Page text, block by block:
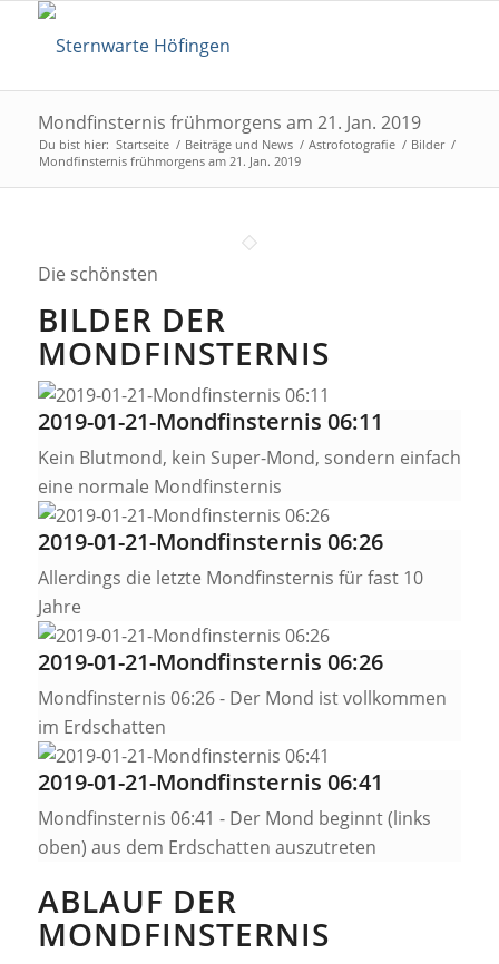
Mondfinsternis frühmorgens am 21. Jan. 2019
Du bist hier: Startseite / Beiträge und News / Astrofotografie / Bilder /
Mondfinsternis frühmorgens am 21. Jan. 2019
Die schönsten
BILDER DER
MONDFINSTERNIS
2019-01-21-Mondfinsternis 06:11
Kein Blutmond, kein Super-Mond, sondern einfach
eine normale Mondfinsternis
2019-01-21-Mondfinsternis 06:26
Allerdings die letzte Mondfinsternis für fast 10
Jahre
2019-01-21-Mondfinsternis 06:26
Mondfinsternis 06:26 - Der Mond ist vollkommen
im Erdschatten
2019-01-21-Mondfinsternis 06:41
Mondfinsternis 06:41 - Der Mond beginnt (links
oben) aus dem Erdschatten auszutreten
ABLAUF DER
MONDFINSTERNIS